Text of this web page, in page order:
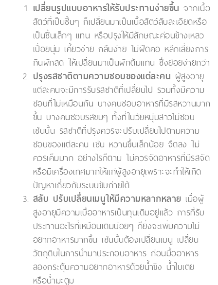
เปลี่ยนรูปแบบอาหารให้รับประทานง่ายขึ้น จากเนื้อ
สัตว์ที่เป็นชิ้นๆ ก็เปลี่ยนมาเป็นเนื้อสัตว์สับละเอียดหรือ
เป็นชิ้นเล็กๆ แทน หรือปรุงให้มีลักษณะค่อนข้างเหลว
เปื่อยนุ่ม เคี้ยวง่าย กลืนง่าย ไม่ฝืดคอ หลีกเลี่ยงการ
กินผักสด ให้เปลี่ยนมาเป็นผักต้มแทน ซึ่งย่อยง่ายกว่า
ปรุงรสชาติตามความชอบของแต่ละคน ผู้สูงอายุ
แต่ละคนจะมีการรับรสชาติที่เปลี่ยนไป รวมทั้งมีความ
ชอบที่ไม่เหมือนกัน บางคนชอบอาหารที่มีรสหวานมาก
ขึ้น บางคนชอบรสขมๆ ทั้งที่ในวัยหนุ่มสาวไม่ชอบ
เช่นนั้น รสชาติที่ปรุงควรจะปรับเปลี่ยนไปตามความ
ชอบของแต่ละคน เช่น หวานขึ้นเล็กน้อย จืดลง ไม่
ควรเค็มมาก อย่างไรก็ตาม ไม่ควรจัดอาหารที่มีรสจัด
หรือมีเครื่องเทศมากให้แก่ผู้สูงอายุเพราะจะทำให้เกิด
ปัญหาเกี่ยวกับระบบขับถ่ายได้
สลับ ปรับเปลี่ยนเมนูให้มีความหลากหลาย เมื่อผู้
สูงอายุมีความเบื่ออาหารเป็นทุนเดิมอยู่แล้ว การที่รับ
ประทานอะไรที่เหมือนเดิมบ่อยๆ ก็ยิ่งจะเพิ่มความไม่
อยากอาหารมากขึ้น เช่นนั้นต้องเปลี่ยนเมนู เปลี่ยน
วัตถุดิบในการนำมาประกอบอาหาร ก่อนมื้ออาหาร
ลองกระตุ้นความอยากอาหารด้วยน้ำขิง น้ำใบเตย
หรือน้ำมะตูม